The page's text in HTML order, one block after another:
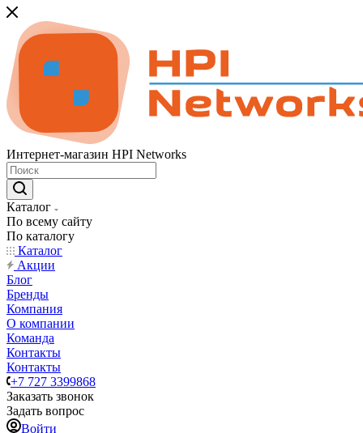
Интернет-магазин HPI Networks
Каталог
По всему сайту
По каталогу
Каталог
Акции
Блог
Бренды
Компания
О компании
Команда
Контакты
Контакты
+7 727 3399868
Заказать звонок
Задать вопрос
Войти